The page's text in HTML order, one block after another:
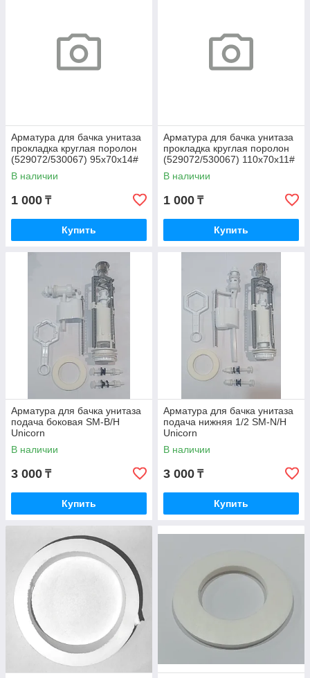
Арматура для бачка унитаза
прокладка круглая поролон
(529072/530067) 95х70х14#
РФ
В наличии
1 000 ₸
Купить
Арматура для бачка унитаза
прокладка круглая поролон
(529072/530067) 110х70х11#
РФ
В наличии
1 000 ₸
Купить
Арматура для бачка унитаза
подача боковая SM-B/H
Unicorn
В наличии
3 000 ₸
Купить
Арматура для бачка унитаза
подача нижняя 1/2 SM-N/H
Unicorn
В наличии
3 000 ₸
Купить